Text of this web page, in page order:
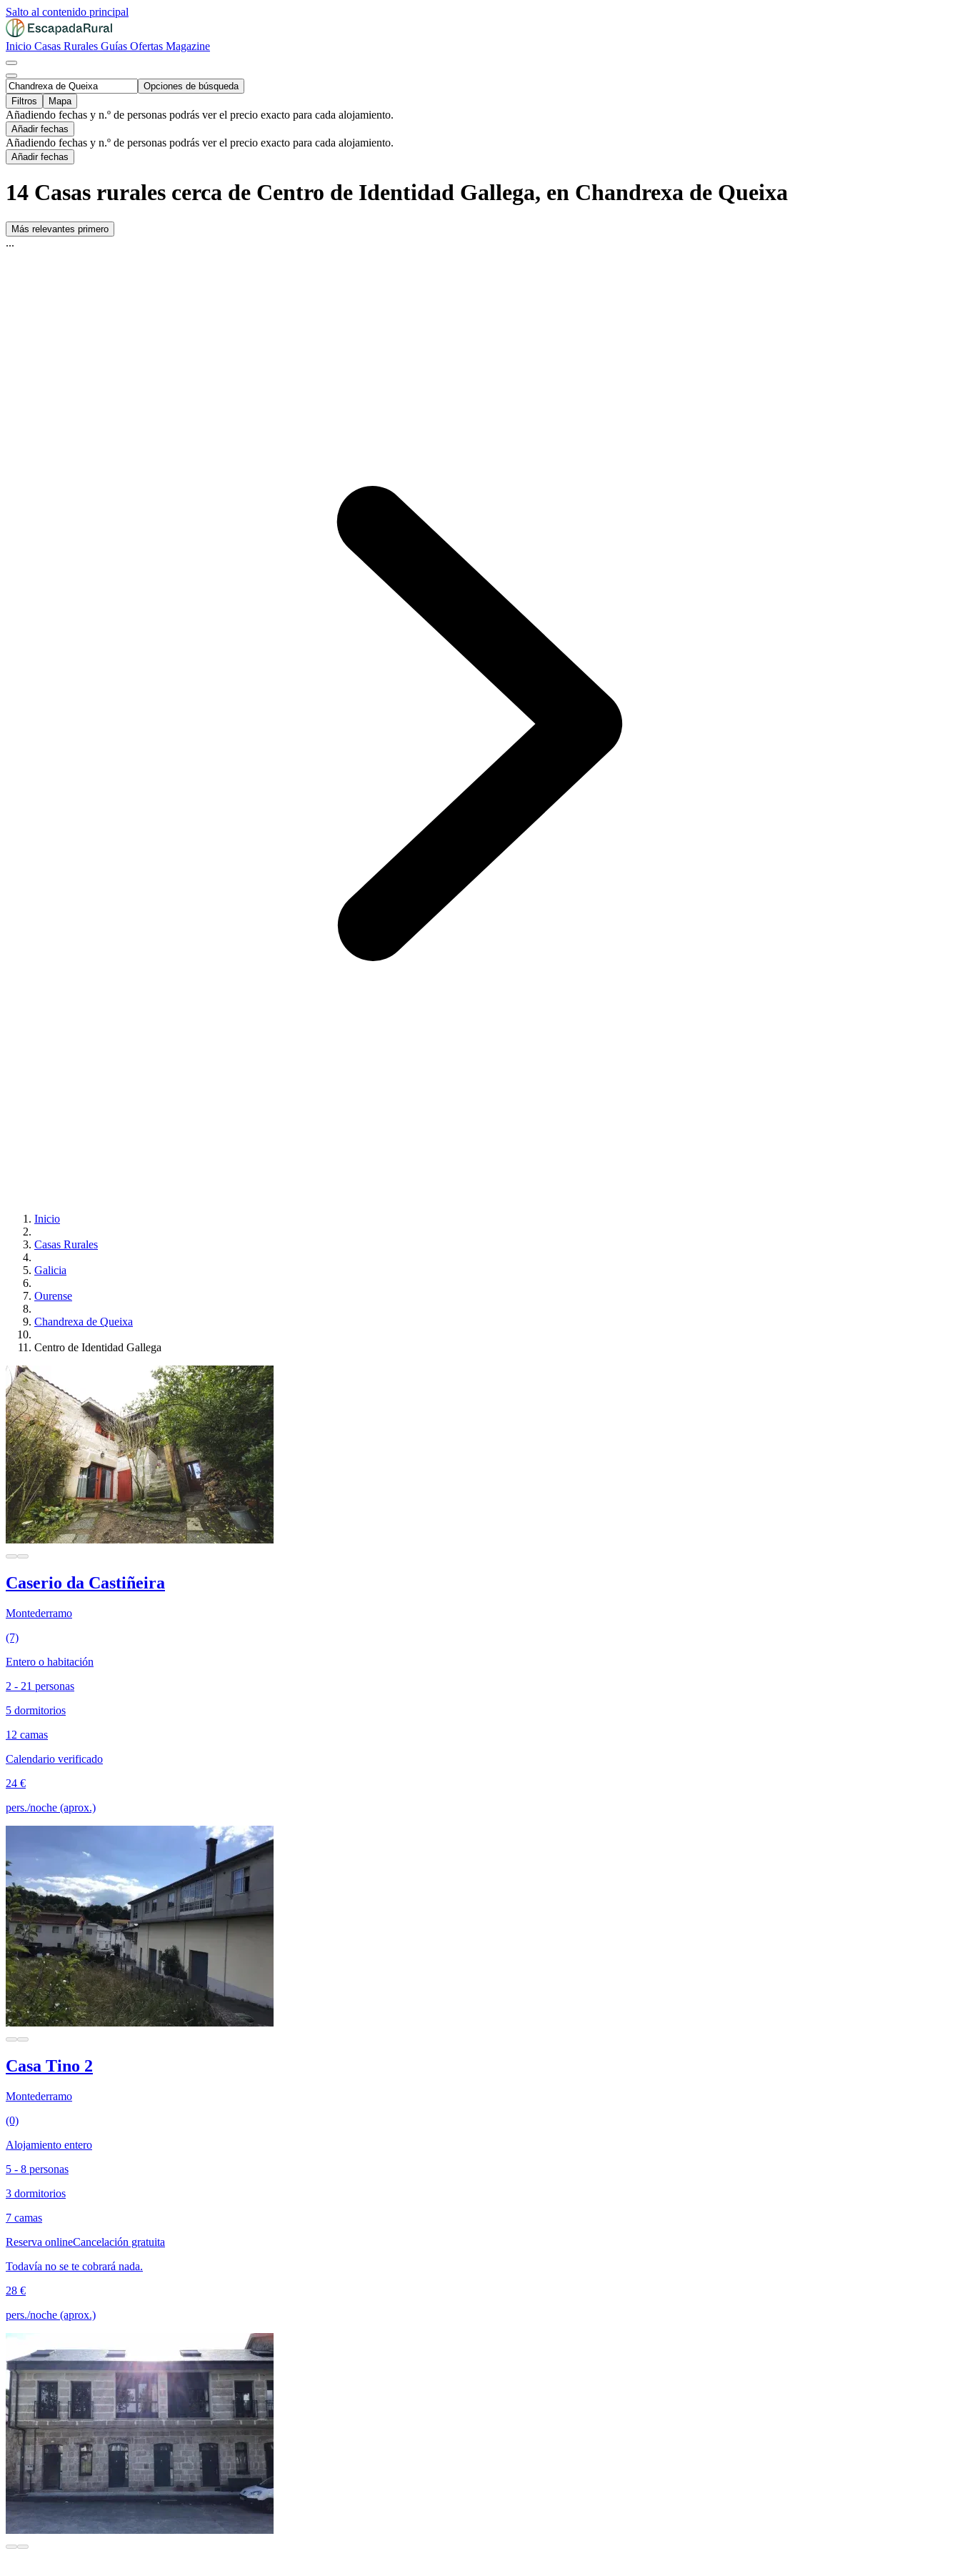
Salto al contenido principal
Inicio Casas Rurales Guías Ofertas Magazine
Opciones de búsqueda
Filtros
Mapa
Añadiendo fechas y n.º de personas podrás ver el precio exacto para cada alojamiento.
Añadir fechas
Añadiendo fechas y n.º de personas podrás ver el precio exacto para cada alojamiento.
Añadir fechas
14 Casas rurales cerca de Centro de Identidad Gallega, en Chandrexa de Queixa
Más relevantes primero
...
Inicio
Casas Rurales
Galicia
Ourense
Chandrexa de Queixa
Centro de Identidad Gallega
Caserio da Castiñeira
Montederramo
(7)
Entero o habitación
2 - 21 personas
5 dormitorios
12 camas
Calendario verificado
24 €
pers./noche (aprox.)
Casa Tino 2
Montederramo
(0)
Alojamiento entero
5 - 8 personas
3 dormitorios
7 camas
Reserva onlineCancelación gratuita
Todavía no se te cobrará nada.
28 €
pers./noche (aprox.)